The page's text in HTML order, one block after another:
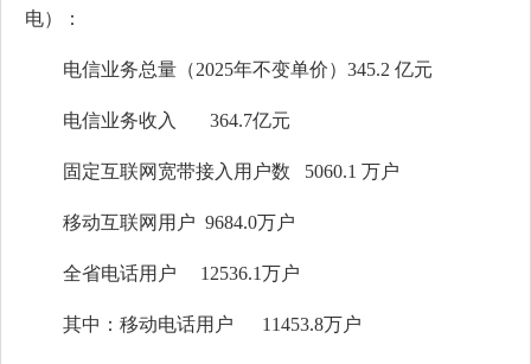
电）：
电信业务总量（2025年不变单价）345.2 亿元
电信业务收入 364.7亿元
固定互联网宽带接入用户数 5060.1 万户
移动互联网用户 9684.0万户
全省电话用户 12536.1万户
其中：移动电话用户 11453.8万户